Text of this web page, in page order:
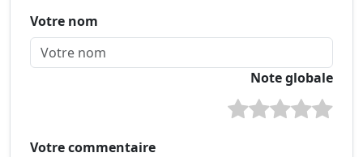
Votre nom
Note globale
Votre commentaire